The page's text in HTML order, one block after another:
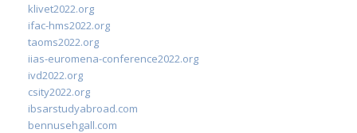
klivet2022.org
ifac-hms2022.org
taoms2022.org
iias-euromena-conference2022.org
ivd2022.org
csity2022.org
ibsarstudyabroad.com
bennusehgall.com